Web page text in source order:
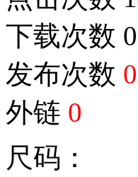
下载次数 0
发布次数 0
外链 0
尺码：